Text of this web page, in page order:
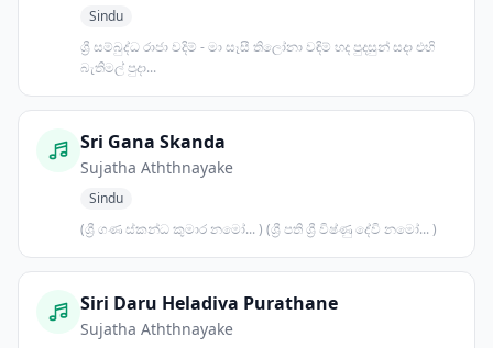
Sindu
ශ්‍රී සම්බුද්ධ රාජා වදිම් - මා සෑසී තිලෝනා වඳිම් හද පුදසුන් සදා එහි
බැතිමල් පුදා...
Sri Gana Skanda
Sujatha Aththnayake
Sindu
(ශ්‍රී ගණ ස්කන්ධ කුමාර නමෝ... ) (ශ්‍රී පති ශ්‍රී විෂ්ණු දේවි නමෝ... )
Siri Daru Heladiva Purathane
Sujatha Aththnayake